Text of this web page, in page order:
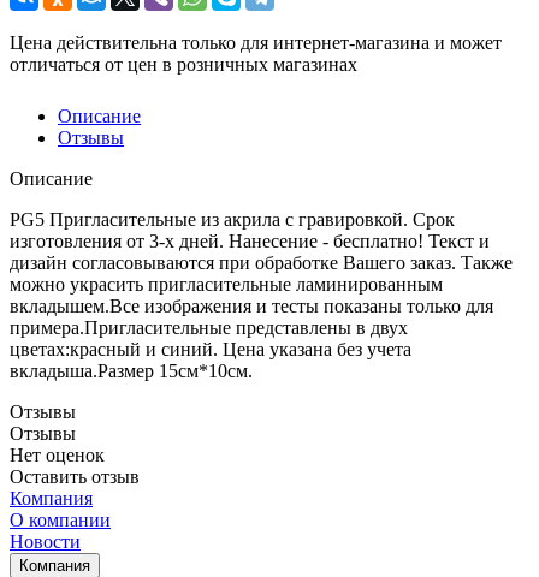
Цена действительна только для интернет-магазина и может
отличаться от цен в розничных магазинах
Описание
Отзывы
Описание
PG5 Пригласительные из акрила с гравировкой. Срок
изготовления от 3-х дней. Нанесение - бесплатно! Текст и
дизайн согласовываются при обработке Вашего заказ. Также
можно украсить пригласительные ламинированным
вкладышем.Все изображения и тесты показаны только для
примера.Пригласительные представлены в двух
цветах:красный и синий. Цена указана без учета
вкладыша.Размер 15см*10см.
Отзывы
Отзывы
Нет оценок
Оставить отзыв
Компания
О компании
Новости
Компания